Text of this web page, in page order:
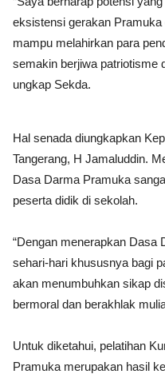
eksistensi gerakan Pramuka
mampu melahirkan para
semakin berjiwa patriotisme
ungkap Sekda.
Hal senada diungkapkan
Tangerang, H Jamaluddin.
Dasa Darma Pramuka
peserta didik di sekolah.
“Dengan menerapkan Dasa
sehari-hari khususnya bagi
akan menumbuhkan sikap
bermoral dan berakhlak
Untuk diketahui, pelatihan
Pramuka merupakan hasil